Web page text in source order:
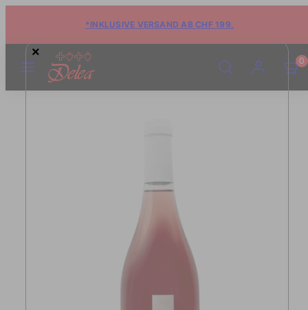
*INKLUSIVE VERSAND AB CHF 199.
MENÜ SUCHE KONTO
(0)
(0)
0
×